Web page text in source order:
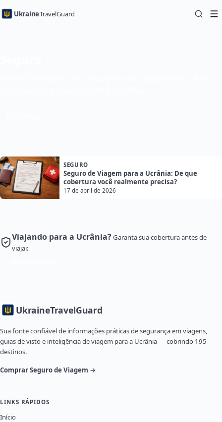
UkraineTravelGuard
SEGURO
Seguro de Viagem para a Ucrânia: De que
cobertura você realmente precisa?
17 de abril de 2026
Viajando para a Ucrânia?Garanta sua cobertura antes de
viajar.
UkraineTravelGuard
Sua fonte confiável de informações práticas de segurança em viagens,
guias de visto e inteligência de viagem para a Ucrânia — cobrindo 195
destinos.
Comprar Seguro de Viagem →
LINKS RÁPIDOS
Início